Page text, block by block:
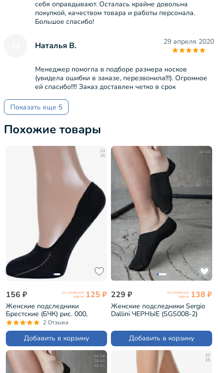
себя оправдывают. Осталась крайне довольна
покупкой, качеством товара и работы персонала.
Большое спасибо!
Наталья В. 29 апреля 2020
Менеджер помогла в подборе размера носков
(увидела ошибки в заказе, перезвонила!!!). Огромное
ей спасибо!!!! Заказ доставлен четко в срок
Показать еще 5
Похожие товары
23
25
156 ₽ по клубной
карте 125 ₽
Женские подследники
Брестские (БЧК) рис. 000,
ЧЕРНЫЕ (18С1319)
2 Отзыва
Добавить в корзину
36-38
229 ₽ по клубной
карте 138 ₽
Женские подследники Sergio
Dallini ЧЕРНЫЕ (SGS008-2)
Добавить в корзину
36-38
38-40
39-41
23
25